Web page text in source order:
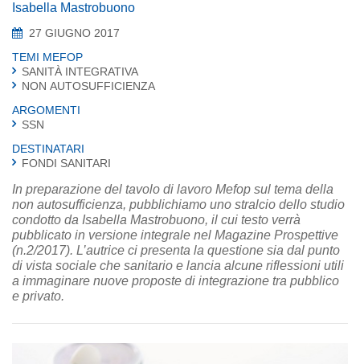
Isabella Mastrobuono
27 GIUGNO 2017
TEMI MEFOP
SANITÀ INTEGRATIVA
NON AUTOSUFFICIENZA
ARGOMENTI
SSN
DESTINATARI
FONDI SANITARI
In preparazione del tavolo di lavoro Mefop sul tema della
non autosufficienza, pubblichiamo uno stralcio dello studio
condotto da Isabella Mastrobuono, il cui testo verrà
pubblicato in versione integrale nel Magazine Prospettive
(n.2/2017). L’autrice ci presenta la questione sia dal punto
di vista sociale che sanitario e lancia alcune riflessioni utili
a immaginare nuove proposte di integrazione tra pubblico
e privato.